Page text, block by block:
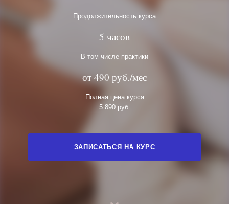
Продолжительность курса
5 часов
В том числе практики
от 490 руб./мес
Полная цена курса
5 890 руб.
ЗАПИСАТЬСЯ НА КУРС